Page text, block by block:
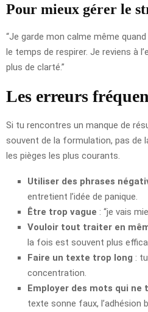
Pour mieux gérer le
“Je garde mon calme même
le temps de respirer. Je reviens à
plus de clarté.”
Les erreurs
Si tu rencontres un manque de
souvent de la formulation, pas de
les pièges les plus courants.
Utiliser des phrases
entretient l’idée de panique.
Être trop vague : “je vais
Vouloir tout traiter en
la fois est souvent plus
Faire un texte trop long :
concentration.
Employer des mots qui ne
texte sonne faux, l’adhésion